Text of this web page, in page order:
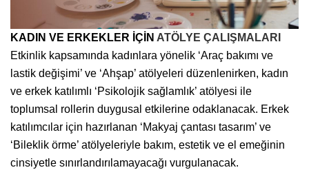
KADIN VE ERKEKLER İÇİN ATÖLYE ÇALIŞMALARI
Etkinlik kapsamında kadınlara yönelik ‘Araç bakımı ve
lastik değişimi’ ve ‘Ahşap’ atölyeleri düzenlenirken, kadın
ve erkek katılımlı ‘Psikolojik sağlamlık’ atölyesi ile
toplumsal rollerin duygusal etkilerine odaklanacak. Erkek
katılımcılar için hazırlanan ‘Makyaj çantası tasarım’ ve
‘Bileklik örme’ atölyeleriyle bakım, estetik ve el emeğinin
cinsiyetle sınırlandırılamayacağı vurgulanacak.